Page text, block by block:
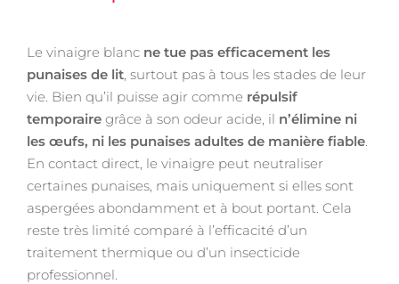
Le vinaigre blanc ne tue pas efficacement les
punaises de lit , surtout pas à tous les stades de leur
vie. Bien qu’il puisse agir comme répulsif
temporaire grâce à son odeur acide, il n’élimine ni
les œufs, ni les punaises adultes de manière fiable
En contact direct, le vinaigre peut neutraliser
certaines punaises, mais uniquement si elles sont
aspergées abondamment et à bout portant. Cela
reste très limité comparé à l’efficacité d’un
traitement thermique ou d’un insecticide
professionnel.